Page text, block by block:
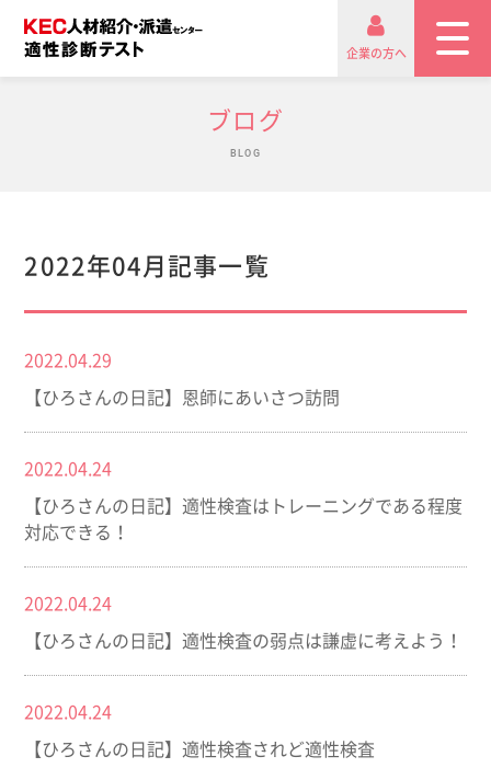
企業の方へ
ブログ
BLOG
2022年04月記事一覧
2022.04.29
【ひろさんの日記】恩師にあいさつ訪問
2022.04.24
【ひろさんの日記】適性検査はトレーニングである程度
対応できる！
2022.04.24
【ひろさんの日記】適性検査の弱点は謙虚に考えよう！
2022.04.24
【ひろさんの日記】適性検査されど適性検査